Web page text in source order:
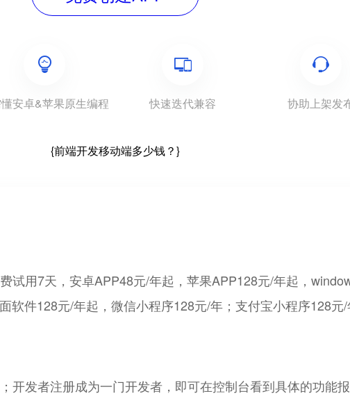
安卓&苹果原生编程 快速迭代兼容 协助上架发
{前端开发移动端多少钱？}
试用7天，安卓APP48元/年起，苹果APP128元/年起，
软件128元/年起，微信小程序128元/年；支付宝小程序128元/
开发者注册成为一门开发者，即可在控制台看到具体的功能